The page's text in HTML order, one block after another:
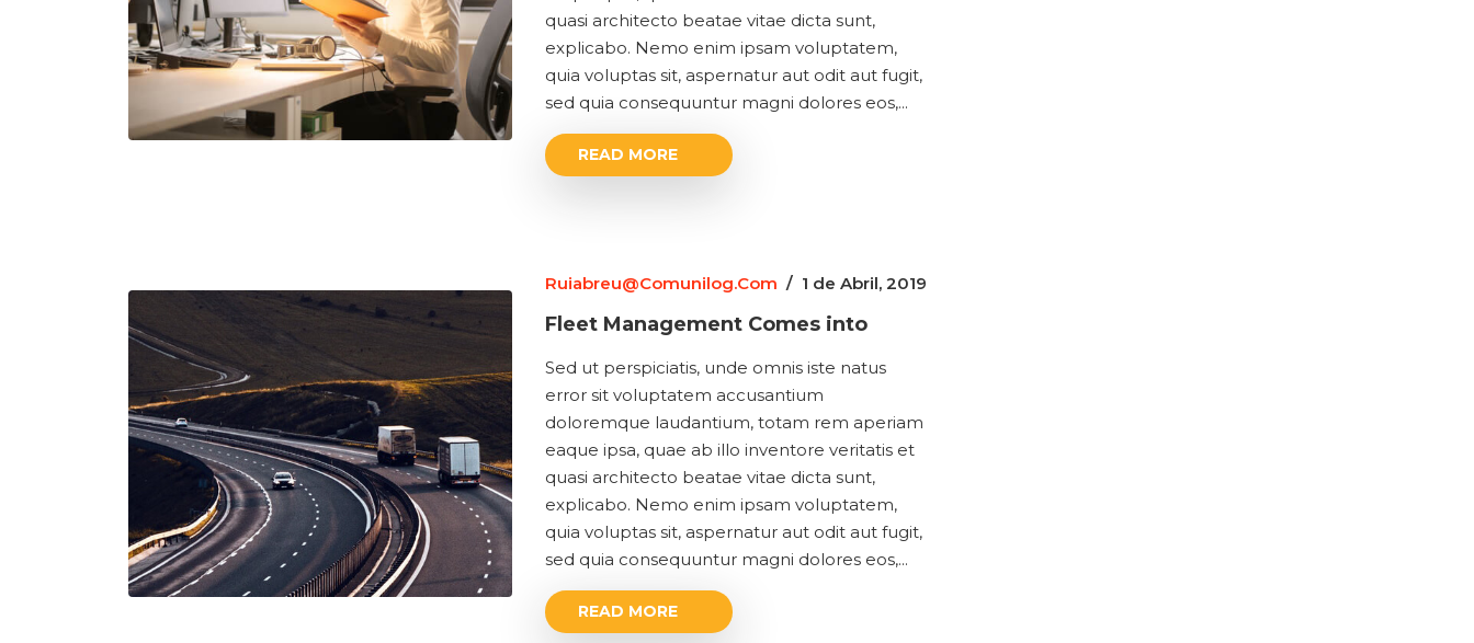
quasi architecto beatae vitae dicta sunt,
explicabo. Nemo enim ipsam voluptatem,
quia voluptas sit, aspernatur aut odit aut fugit,
sed quia consequuntur magni dolores eos,...
READ MORE
Ruiabreu@comunilog.com / 1 de Abril, 2019
Fleet Management Comes into
Sed ut perspiciatis, unde omnis iste natus
error sit voluptatem accusantium
doloremque laudantium, totam rem aperiam
eaque ipsa, quae ab illo inventore veritatis et
quasi architecto beatae vitae dicta sunt,
explicabo. Nemo enim ipsam voluptatem,
quia voluptas sit, aspernatur aut odit aut fugit,
sed quia consequuntur magni dolores eos,...
READ MORE